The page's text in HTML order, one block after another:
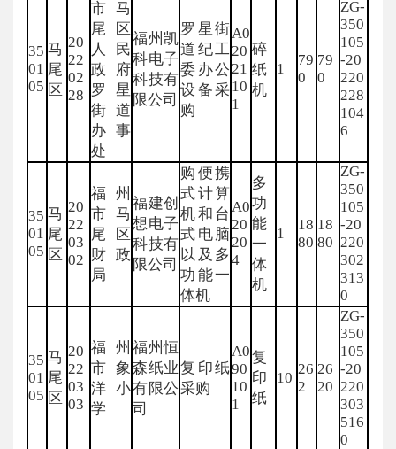
35
01
05
马
尾
区
20
22
02
28
市马
尾区
人民
政府
罗星
街道
办事
处
福州凯
科电子
科技有
限公司
罗星街
道纪工
委办公
设备采
购
A0
20
21
10
1
碎
纸
机
1
79
0
79
0
ZG-
350
105
-20
220
228
104
6
35
01
05
马
尾
区
20
22
03
02
福州
市马
尾区
财政
局
福建创
想电子
科技有
限公司
购便携
式计算
机和台
式电脑
以及多
功能一
体机
A0
20
20
4
多
功
能
一
体
机
1
18
80
18
80
ZG-
350
105
-20
220
302
313
0
35
01
05
马
尾
区
20
22
03
03
福州
市象
洋小
学
福州恒
森纸业
有限公
司
复印纸
采购
A0
90
10
1
复
印
纸
10
26
2
26
20
ZG-
350
105
-20
220
303
516
0